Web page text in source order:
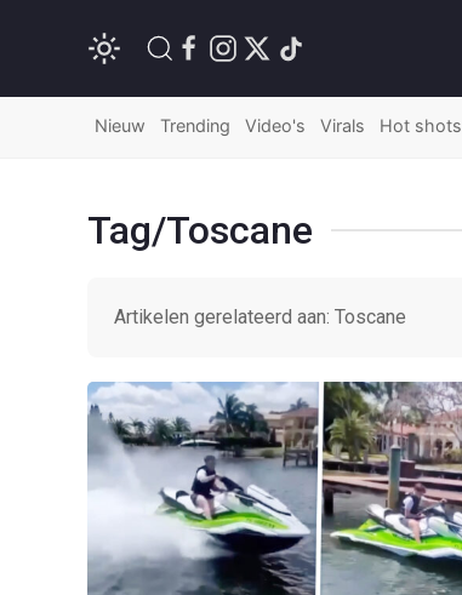
Nieuw Trending Video's Virals Hot shots
Tag/Toscane
Artikelen gerelateerd aan: Toscane